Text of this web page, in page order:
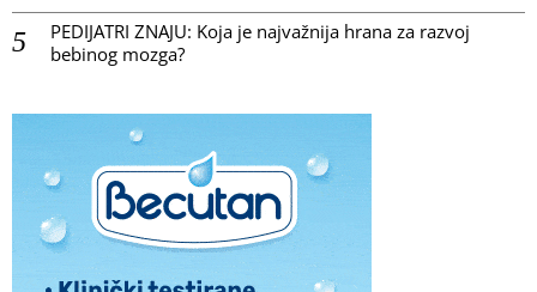
PEDIJATRI ZNAJU: Koja je najvažnija hrana za razvoj
bebinog mozga?